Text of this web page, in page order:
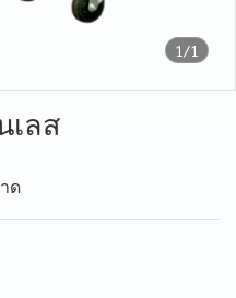
1/1
เลส
ด